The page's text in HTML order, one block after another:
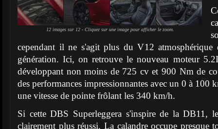
12 images sur 12 - Cliquez sur une image pour afficher le zoom.
cependant il ne s'agit plus du V12
génération. Ici, on retrouve le nouveau moteur
développant non moins de 725 cv et 900 Nm de
des performances impressionnantes avec un 0 à 100
une vitesse de pointe frôlant les 340 km/h.
Si cette DBS Superleggera s'inspire de la DB11,
clairement plus réussi. La calandre occupe presque